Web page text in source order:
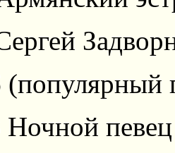
(популярный
Ночной